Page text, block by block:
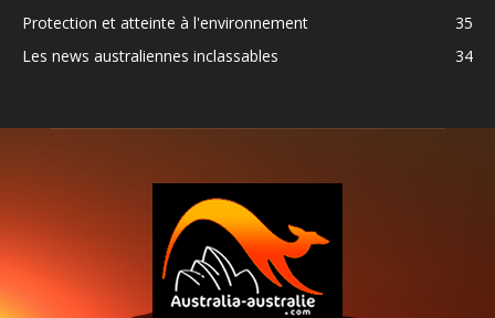
Protection et atteinte à l'environnement
35
Les news australiennes inclassables
34